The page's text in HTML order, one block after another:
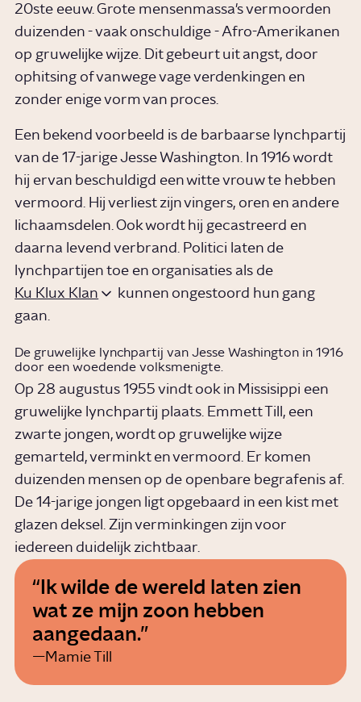
20ste eeuw. Grote mensenmassa's vermoorden
duizenden - vaak onschuldige - Afro-Amerikanen
op gruwelijke wijze. Dit gebeurt uit angst, door
ophitsing of vanwege vage verdenkingen en
zonder enige vorm van proces.
Een bekend voorbeeld is de barbaarse lynchpartij
van de 17-jarige Jesse Washington. In 1916 wordt
hij ervan beschuldigd een witte vrouw te hebben
vermoord. Hij verliest zijn vingers, oren en andere
lichaamsdelen. Ook wordt hij gecastreerd en
daarna levend verbrand. Politici laten de
lynchpartijen toe en organisaties als de
Ku Klux Klan
kunnen ongestoord hun gang
gaan.
De gruwelijke lynchpartij van Jesse Washington in 1916
door een woedende volksmenigte.
Op 28 augustus 1955 vindt ook in Missisippi een
gruwelijke lynchpartij plaats. Emmett Till, een
zwarte jongen, wordt op gruwelijke wijze
gemarteld, verminkt en vermoord. Er komen
duizenden mensen op de openbare begrafenis af.
De 14-jarige jongen ligt opgebaard in een kist met
glazen deksel. Zijn verminkingen zijn voor
iedereen duidelijk zichtbaar.
Ik wilde de wereld laten zien
wat ze mijn zoon hebben
aangedaan.
Mamie Till